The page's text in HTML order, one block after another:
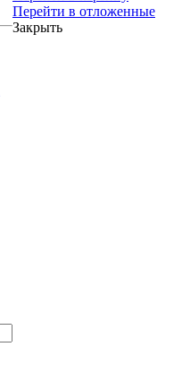
Перейти в отложенные
Закрыть